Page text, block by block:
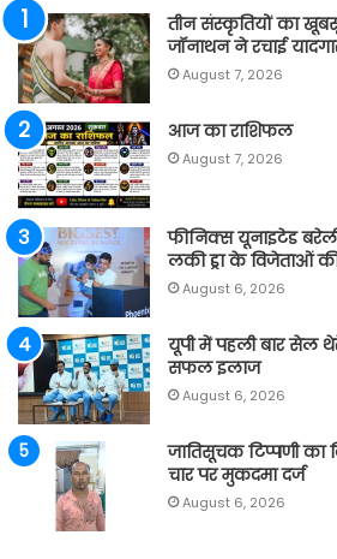
तीन संस्कृतियों का
जॉनाथन ने रचाई
August 7, 2026
आज का राशिफल
August 7, 2026
फीनिक्स यूनाइटेड
लकी ड्रा के विजेताओं
August 6, 2026
यूपी में पहली बार सेल
सफल इलाज
August 6, 2026
जातिसूचक टिप्पणी का
चार पर मुकदमा दर्ज
August 6, 2026